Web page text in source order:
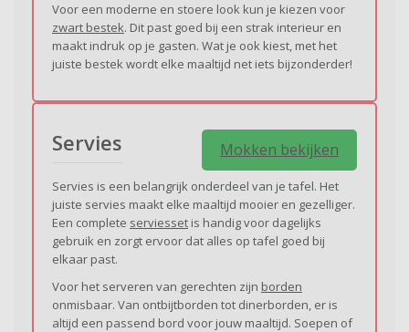
Voor een moderne en stoere look kun je kiezen voor
zwart bestek. Dit past goed bij een strak interieur en
maakt indruk op je gasten. Wat je ook kiest, met het
juiste bestek wordt elke maaltijd net iets bijzonderder!
Servies Mokken bekijken
Servies is een belangrijk onderdeel van je tafel. Het
juiste servies maakt elke maaltijd mooier en gezelliger.
Een complete serviesset is handig voor dagelijks
gebruik en zorgt ervoor dat alles op tafel goed bij
elkaar past.
Voor het serveren van gerechten zijn borden
onmisbaar. Van ontbijtborden tot dinerborden, er is
altijd een passend bord voor jouw maaltijd. Soepen of